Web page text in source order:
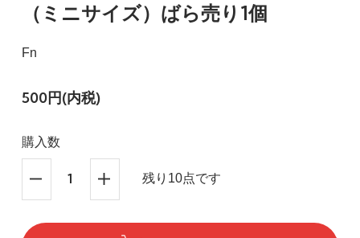
（ミニサイズ）ばら売り1個
Fn
500円(内税)
購入数
残り10点です